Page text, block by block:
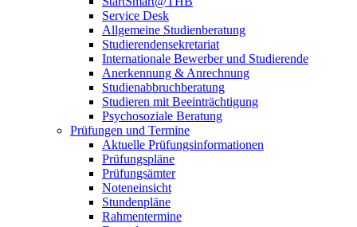
Service Desk
Allgemeine Studienberatung
Studierendensekretariat
Internationale Bewerber und Studierende
Anerkennung & Anrechnung
Studienabbruchberatung
Studieren mit Beeinträchtigung
Psychosoziale Beratung
Prüfungen und Termine
Aktuelle Prüfungsinformationen
Prüfungspläne
Prüfungsämter
Noteneinsicht
Stundenpläne
Rahmentermine